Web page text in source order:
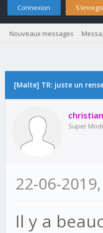
Connexion
Nouveaux messages
[Malte] TR: juste un
Super
22-06-
Il y a